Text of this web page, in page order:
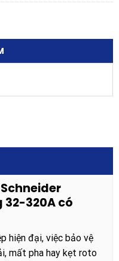
32-320A có
hiện đại, việc bảo vệ
mất pha hay kẹt roto